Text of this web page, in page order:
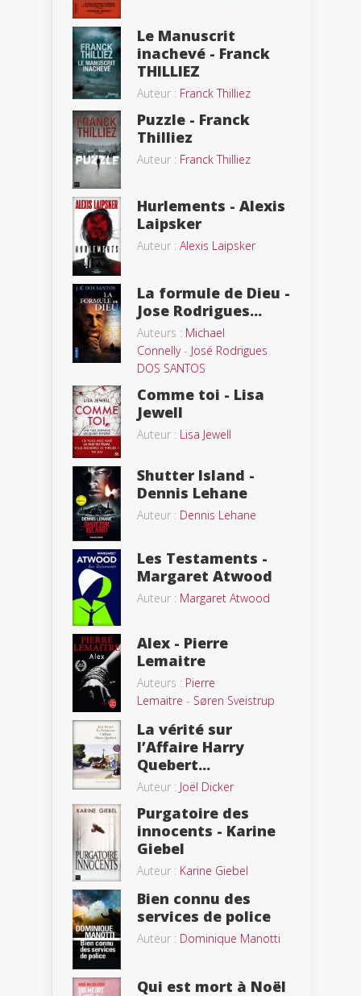
Le Manuscrit
inachevé - Franck
THILLIEZ
Auteur : Franck Thilliez
Puzzle - Franck
Thilliez
Auteur : Franck Thilliez
Hurlements - Alexis
Laipsker
Auteur : Alexis Laipsker
La formule de Dieu -
Jose Rodrigues...
Auteurs : Michael
Connelly- José Rodrigues
DOS SANTOS
Comme toi - Lisa
Jewell
Auteur : Lisa Jewell
Shutter Island -
Dennis Lehane
Auteur : Dennis Lehane
Les Testaments -
Margaret Atwood
Auteur : Margaret Atwood
Alex - Pierre
Lemaitre
Auteurs : Pierre
Lemaitre - Søren Sveistrup
La vérité sur
l’Affaire Harry
Quebert...
Auteur : Joël Dicker
Purgatoire des
innocents - Karine
Giebel
Auteur : Karine Giebel
Bien connu des
services de police
Auteur : Dominique Manotti
Qui est mort à Noël